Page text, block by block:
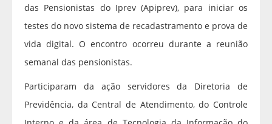
das Pensionistas do Iprev (Apiprev), para iniciar os
testes do novo sistema de recadastramento e prova de
vida digital. O encontro ocorreu durante a reunião
semanal das pensionistas.
Participaram da ação servidores da Diretoria de
Previdência, da Central de Atendimento, do Controle